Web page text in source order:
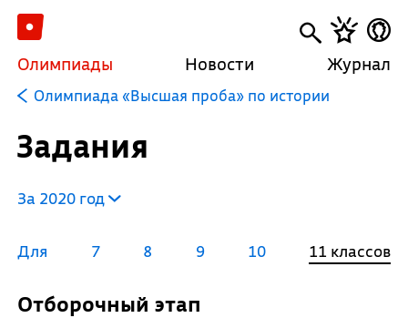
Олимпиады Новости Журнал
Олимпиада «Высшая проба» по истории
Задания
За 2020 год
Для 7 8 9 10 11 классов
Отборочный этап